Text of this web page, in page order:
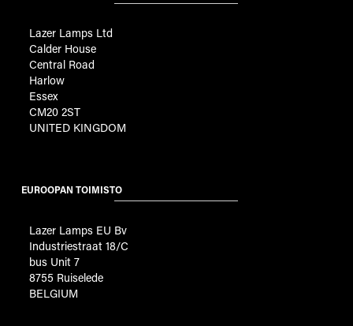
Lazer Lamps Ltd
Calder House
Central Road
Harlow
Essex
CM20 2ST
UNITED KINGDOM
EUROOPAN TOIMISTO
Lazer Lamps EU Bv
Industriestraat 18/C
bus Unit 7
8755 Ruiselede
BELGIUM